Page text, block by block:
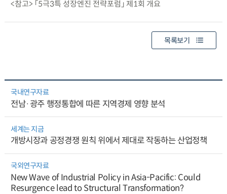
<참고> 「5극3특 성장엔진 전략포럼」 제1회 개요
목록보기
국내연구자료
전남·광주 행정통합에 따른 지역경제 영향 분석
세계는 지금
개방시장과 공정경쟁 원칙 위에서 제대로 작동하는 산업정책
국외연구자료
New Wave of Industrial Policy in Asia-Pacific: Could
Resurgence lead to Structural Transformation?